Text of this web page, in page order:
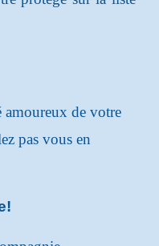
amoureux de votre
pas vous en